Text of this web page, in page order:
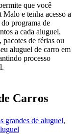
que você
e tenha acesso a
programa de
a cada aluguel,
pacotes de férias ou
aluguel de carro em
processo
Carros
grandes de aluguel,